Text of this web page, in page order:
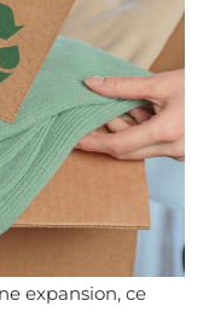
expansion, ce